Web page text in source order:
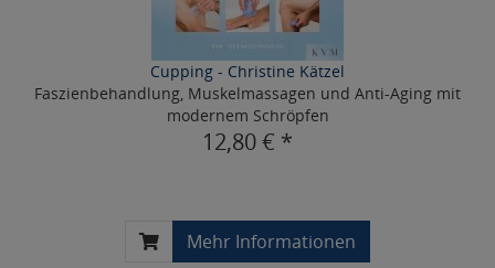
Cupping - Christine Kätzel
Faszienbehandlung, Muskelmassagen und Anti-Aging mit
modernem Schröpfen
12,80 € *
Mehr Informationen